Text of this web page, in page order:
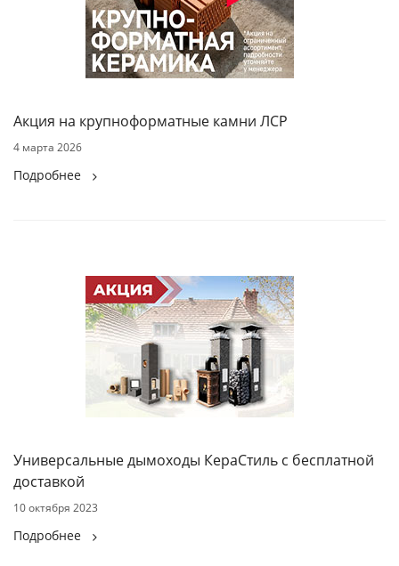
Акция на крупноформатные камни ЛСР
4 марта 2026
Подробнее
Универсальные дымоходы КераСтиль с бесплатной
доставкой
10 октября 2023
Подробнее